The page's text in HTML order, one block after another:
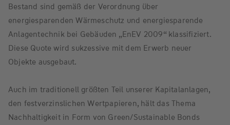
Bestand sind gemäß der Verordnung über
energiesparenden Wärmeschutz und energiesparende
Anlagentechnik bei Gebäuden „EnEV 2009“ klassifiziert.
Diese Quote wird sukzessive mit dem Erwerb neuer
Objekte ausgebaut.
Auch im traditionell größten Teil unserer Kapitalanlagen,
den festverzinslichen Wertpapieren, hält das Thema
Nachhaltigkeit in Form von Green/Sustainable Bonds